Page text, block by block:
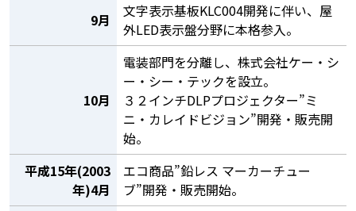
9月
文字表示基板KLC004開発に伴い、屋
外LED表示盤分野に本格参入。
10月
電装部門を分離し、株式会社ケー・シ
ー・シー・テックを設立。
３２インチDLPプロジェクター”ミ
ニ・カレイドビジョン”開発・販売開
始。
平成15年(2003
年)4月
エコ商品”鉛レス マーカーチュー
ブ”開発・販売開始。